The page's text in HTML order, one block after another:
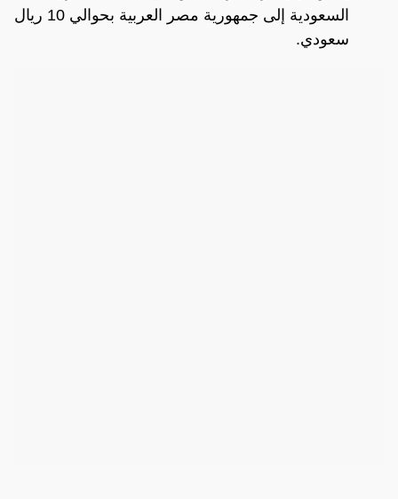
السعودية إلى جمهورية مصر العربية بحوالي 10 ريال
سعودي.